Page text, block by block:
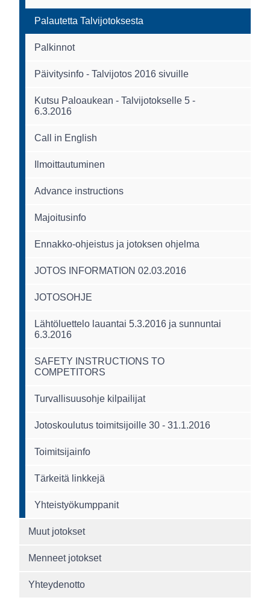
Palautetta Talvijotoksesta
Palkinnot
Päivitysinfo - Talvijotos 2016 sivuille
Kutsu Paloaukean - Talvijotokselle 5 -
6.3.2016
Call in English
Ilmoittautuminen
Advance instructions
Majoitusinfo
Ennakko-ohjeistus ja jotoksen ohjelma
JOTOS INFORMATION 02.03.2016
JOTOSOHJE
Lähtöluettelo lauantai 5.3.2016 ja sunnuntai
6.3.2016
SAFETY INSTRUCTIONS TO
COMPETITORS
Turvallisuusohje kilpailijat
Jotoskoulutus toimitsijoille 30 - 31.1.2016
Toimitsijainfo
Tärkeitä linkkejä
Yhteistyökumppanit
Muut jotokset
Menneet jotokset
Yhteydenotto